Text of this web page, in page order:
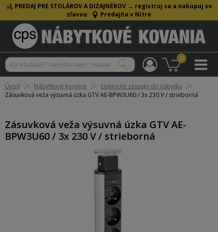
PREDAJ PRE STOLÁROV A DIZAJNÉROV → registruj sa a nakupuj so
zľavou
Predajňa v Nitre
0
Úvod Nábytkové kovanie
Elektrické zásuvky do nábytku
Zásuvková veža výsuvná úzka GTV AE-BPW3U60 / 3x 230 V / strieborná
Zásuvková veža výsuvná úzka GTV AE-
BPW3U60 / 3x 230 V / strieborná